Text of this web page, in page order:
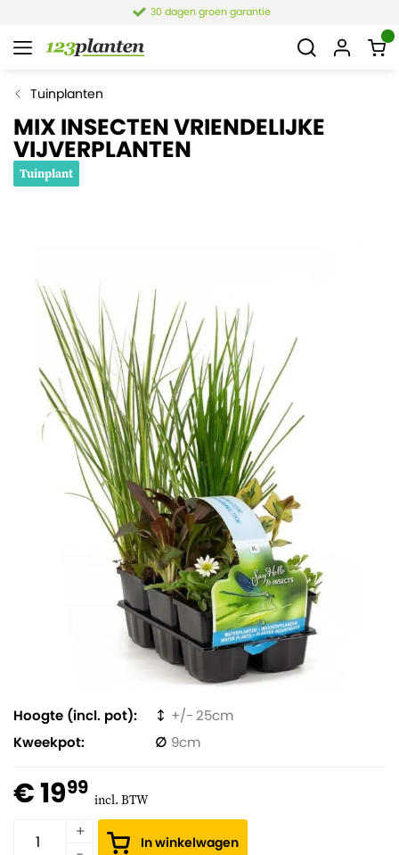
30 dagen groen garantie
Tuinplanten
MIX INSECTEN VRIENDELIJKE
VIJVERPLANTEN
Tuinplant
Hoogte (incl. pot)
25
Kweekpot
9
€ 1999 incl. BTW
In winkelwagen